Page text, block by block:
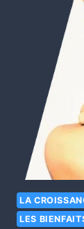
LA
LES